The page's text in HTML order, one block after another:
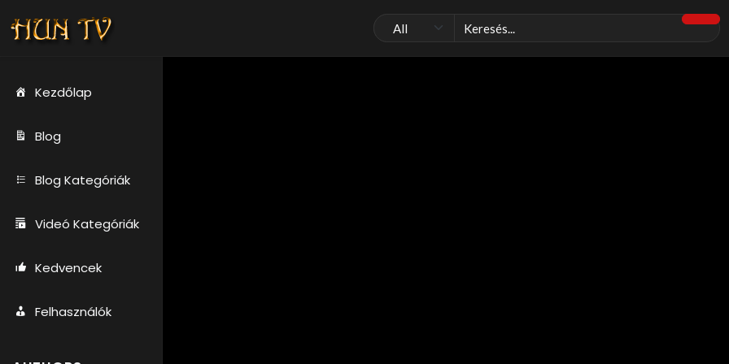
Kezdőlap
Blog
Blog Kategóriák
Videó Kategóriák
Kedvencek
Felhasználók